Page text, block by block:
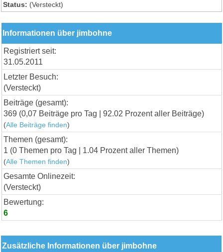
Status: (Versteckt)
Informationen über jimbohne
Registriert seit:
31.05.2011
Letzter Besuch:
(Versteckt)
Beiträge (gesamt):
369 (0,07 Beiträge pro Tag | 92.02 Prozent aller Beiträge)
(Alle Beiträge finden)
Themen (gesamt):
1 (0 Themen pro Tag | 1.04 Prozent aller Themen)
(Alle Themen finden)
Gesamte Onlinezeit:
(Versteckt)
Bewertung:
6
Zusätzliche Informationen über jimbohne